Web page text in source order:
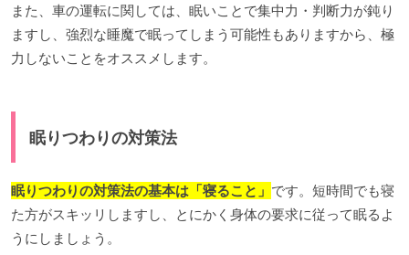
また、車の運転に関しては、眠いことで集中力・判断力が鈍り
ますし、強烈な睡魔で眠ってしまう可能性もありますから、極
力しないことをオススメします。
眠りつわりの対策法
眠りつわりの対策法の基本は「寝ること」 です。短時間でも寝
た方がスキッリしますし、とにかく身体の要求に従って眠るよ
うにしましょう。